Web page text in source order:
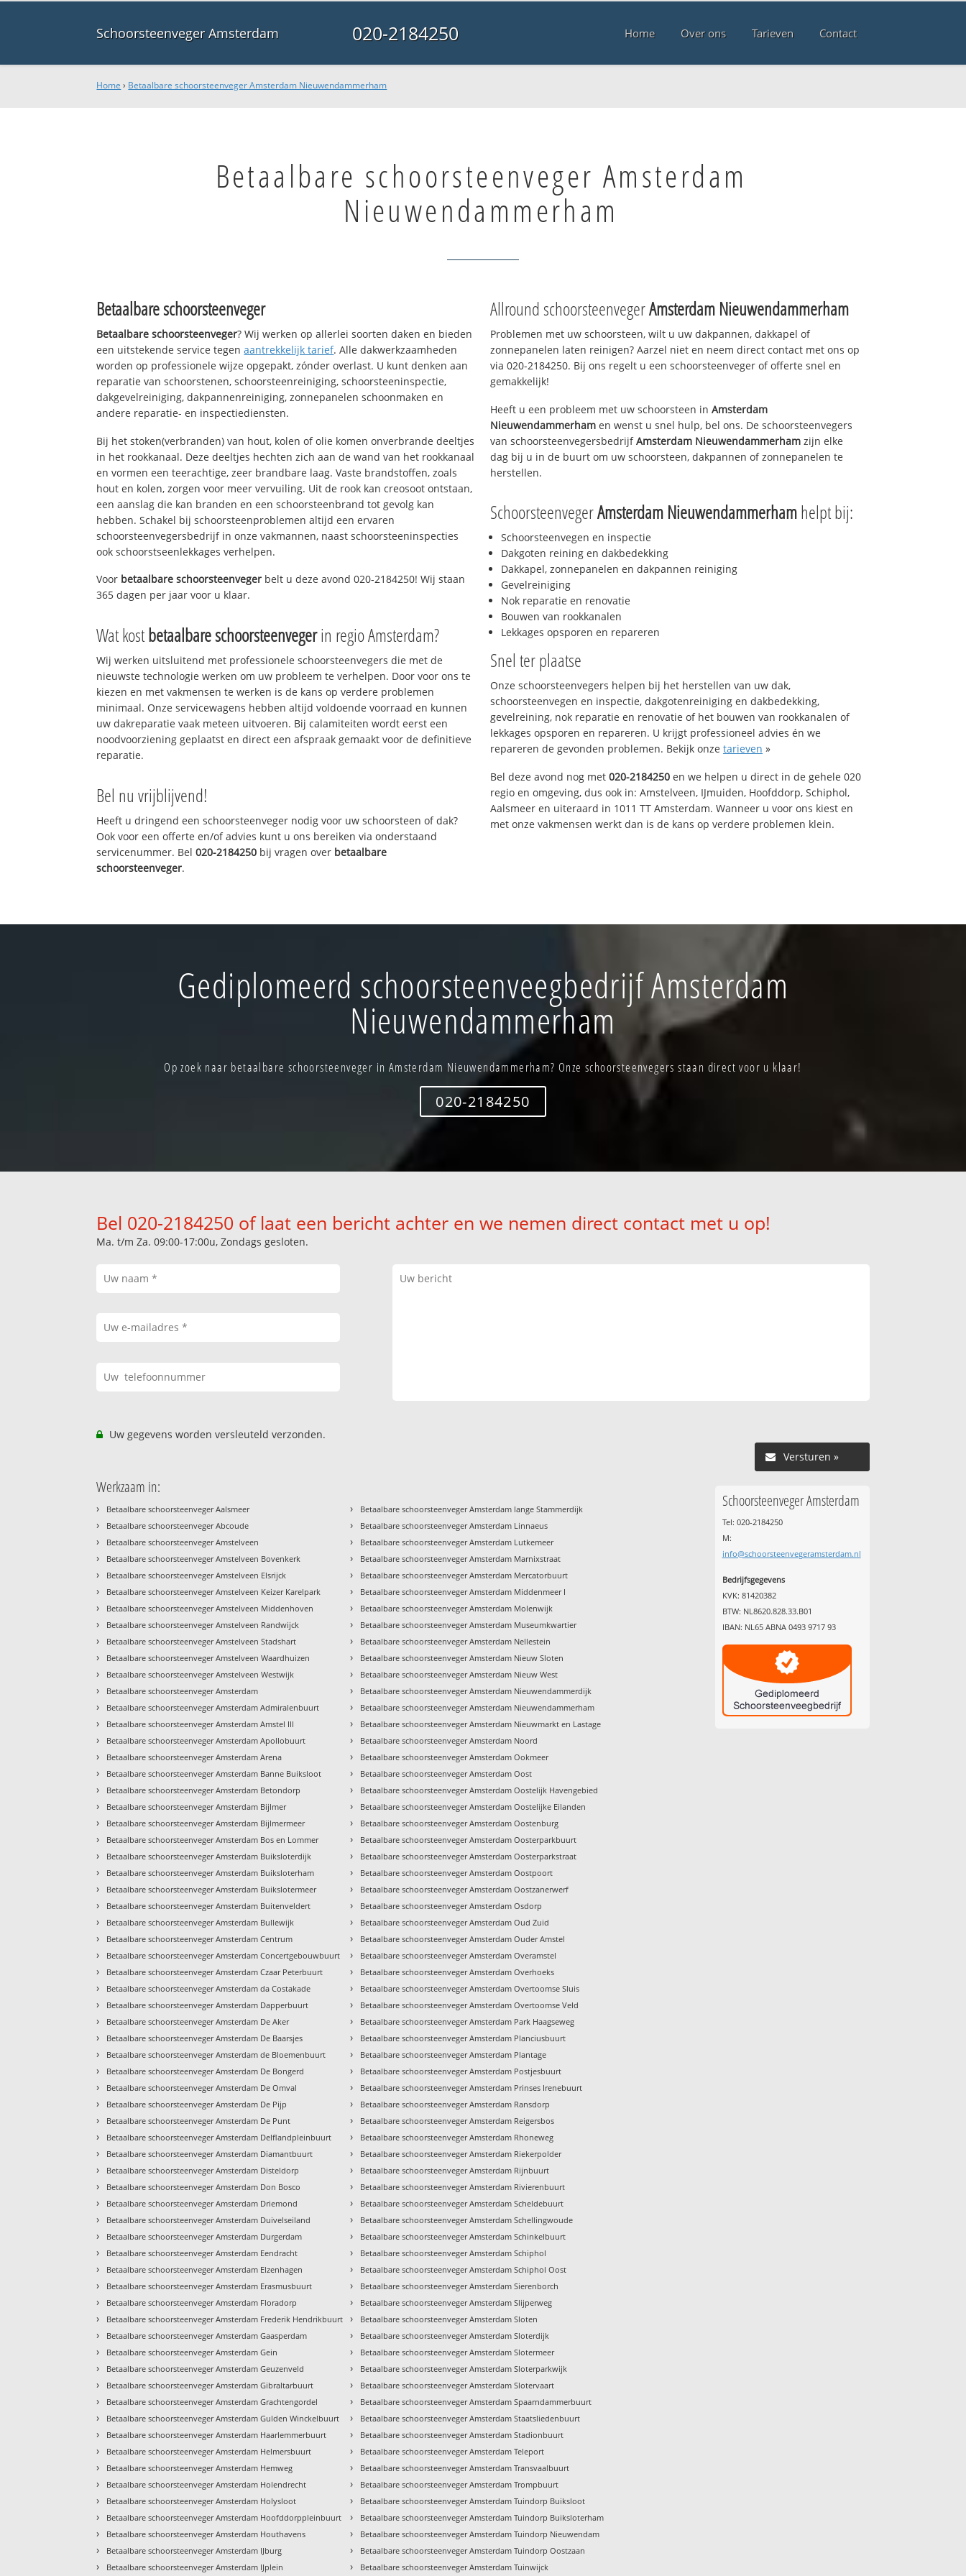
Schoorsteenveger Amsterdam 020-2184250 Home Over ons Tarieven Contact
Home › Betaalbare schoorsteenveger Amsterdam Nieuwendammerham
Betaalbare schoorsteenveger Amsterdam
Nieuwendammerham
Betaalbare schoorsteenveger
Betaalbare schoorsteenveger? Wij werken op allerlei soorten daken en bieden
een uitstekende service tegenaantrekkelijk tarief. Alle dakwerkzaamheden
worden op professionele wijze opgepakt, zónder overlast. U kunt denken aan
reparatie van schoorstenen, schoorsteenreiniging, schoorsteeninspectie,
dakgevelreiniging, dakpannenreiniging, zonnepanelen schoonmaken en
andere reparatie- en inspectiediensten.
Bij het stoken(verbranden) van hout, kolen of olie komen onverbrande deeltjes
in het rookkanaal. Deze deeltjes hechten zich aan de wand van het rookkanaal
en vormen een teerachtige, zeer brandbare laag. Vaste brandstoffen, zoals
hout en kolen, zorgen voor meer vervuiling. Uit de rook kan creosoot ontstaan,
een aanslag die kan branden en een schoorsteenbrand tot gevolg kan
hebben. Schakel bij schoorsteenproblemen altijd een ervaren
schoorsteenvegersbedrijf in onze vakmannen, naast schoorsteeninspecties
ook schoorstseenlekkages verhelpen.
Voor betaalbare schoorsteenveger belt u deze avond 020-2184250! Wij staan
365 dagen per jaar voor u klaar.
Wat kostbetaalbare schoorsteenvegerin regio Amsterdam?
Wij werken uitsluitend met professionele schoorsteenvegers die met de
nieuwste technologie werken om uw probleem te verhelpen. Door voor ons te
kiezen en met vakmensen te werken is de kans op verdere problemen
minimaal. Onze servicewagens hebben altijd voldoende voorraad en kunnen
uw dakreparatie vaak meteen uitvoeren. Bij calamiteiten wordt eerst een
noodvoorziening geplaatst en direct een afspraak gemaakt voor de definitieve
reparatie.
Bel nu vrijblijvend!
Heeft u dringend een schoorsteenveger nodig voor uw schoorsteen of dak?
Ook voor een offerte en/of advies kunt u ons bereiken via onderstaand
servicenummer. Bel020-2184250 bij vragen over betaalbare
schoorsteenveger.
Allround schoorsteenvegerAmsterdam Nieuwendammerham
Problemen met uw schoorsteen, wilt u uw dakpannen, dakkapel of
zonnepanelen laten reinigen? Aarzel niet en neem direct contact met ons op
via 020-2184250. Bij ons regelt u een schoorsteenveger of offerte snel en
gemakkelijk!
Heeft u een probleem met uw schoorsteen in Amsterdam
Nieuwendammerham en wenst u snel hulp, bel ons. De schoorsteenvegers
van schoorsteenvegersbedrijfAmsterdam Nieuwendammerham zijn elke
dag bij u in de buurt om uw schoorsteen, dakpannen of zonnepanelen te
herstellen.
SchoorsteenvegerAmsterdam Nieuwendammerhamhelpt bij:
Schoorsteenvegen en inspectie
Dakgoten reining en dakbedekking
Dakkapel, zonnepanelen en dakpannen reiniging
Gevelreiniging
Nok reparatie en renovatie
Bouwen van rookkanalen
Lekkages opsporen en repareren
Snel ter plaatse
Onze schoorsteenvegers helpen bij het herstellen van uw dak,
schoorsteenvegen en inspectie, dakgotenreiniging en dakbedekking,
gevelreining, nok reparatie en renovatie of het bouwen van rookkanalen of
lekkages opsporen en repareren. U krijgt professioneel advies én we
repareren de gevonden problemen. Bekijk onze tarieven »
Bel deze avond nog met 020-2184250 en we helpen u direct in de gehele 020
regio en omgeving, dus ook in: Amstelveen, IJmuiden, Hoofddorp, Schiphol,
Aalsmeer en uiteraard in 1011 TT Amsterdam. Wanneer u voor ons kiest en
met onze vakmensen werkt dan is de kans op verdere problemen klein.
Gediplomeerd schoorsteenveegbedrijf Amsterdam
Nieuwendammerham
Op zoek naar betaalbare schoorsteenveger in Amsterdam Nieuwendammerham? Onze schoorsteenvegers staan direct voor u klaar!
020-2184250
Bel 020-2184250 of laat een bericht achter en we nemen direct contact met u op!
Ma. t/m Za. 09:00-17:00u, Zondags gesloten.
Uw gegevens worden versleuteld verzonden.
Versturen »
Werkzaam in:
› Betaalbare schoorsteenveger Aalsmeer
› Betaalbare schoorsteenveger Abcoude
› Betaalbare schoorsteenveger Amstelveen
› Betaalbare schoorsteenveger Amstelveen Bovenkerk
› Betaalbare schoorsteenveger Amstelveen Elsrijck
› Betaalbare schoorsteenveger Amstelveen Keizer Karelpark
› Betaalbare schoorsteenveger Amstelveen Middenhoven
› Betaalbare schoorsteenveger Amstelveen Randwijck
› Betaalbare schoorsteenveger Amstelveen Stadshart
› Betaalbare schoorsteenveger Amstelveen Waardhuizen
› Betaalbare schoorsteenveger Amstelveen Westwijk
› Betaalbare schoorsteenveger Amsterdam
› Betaalbare schoorsteenveger Amsterdam Admiralenbuurt
› Betaalbare schoorsteenveger Amsterdam Amstel III
› Betaalbare schoorsteenveger Amsterdam Apollobuurt
› Betaalbare schoorsteenveger Amsterdam Arena
› Betaalbare schoorsteenveger Amsterdam Banne Buiksloot
› Betaalbare schoorsteenveger Amsterdam Betondorp
› Betaalbare schoorsteenveger Amsterdam Bijlmer
› Betaalbare schoorsteenveger Amsterdam Bijlmermeer
› Betaalbare schoorsteenveger Amsterdam Bos en Lommer
› Betaalbare schoorsteenveger Amsterdam Buiksloterdijk
› Betaalbare schoorsteenveger Amsterdam Buiksloterham
› Betaalbare schoorsteenveger Amsterdam Buikslotermeer
› Betaalbare schoorsteenveger Amsterdam Buitenveldert
› Betaalbare schoorsteenveger Amsterdam Bullewijk
› Betaalbare schoorsteenveger Amsterdam Centrum
› Betaalbare schoorsteenveger Amsterdam Concertgebouwbuurt
› Betaalbare schoorsteenveger Amsterdam Czaar Peterbuurt
› Betaalbare schoorsteenveger Amsterdam da Costakade
› Betaalbare schoorsteenveger Amsterdam Dapperbuurt
› Betaalbare schoorsteenveger Amsterdam De Aker
› Betaalbare schoorsteenveger Amsterdam De Baarsjes
› Betaalbare schoorsteenveger Amsterdam de Bloemenbuurt
› Betaalbare schoorsteenveger Amsterdam De Bongerd
› Betaalbare schoorsteenveger Amsterdam De Omval
› Betaalbare schoorsteenveger Amsterdam De Pijp
› Betaalbare schoorsteenveger Amsterdam De Punt
› Betaalbare schoorsteenveger Amsterdam Delflandpleinbuurt
› Betaalbare schoorsteenveger Amsterdam Diamantbuurt
› Betaalbare schoorsteenveger Amsterdam Disteldorp
› Betaalbare schoorsteenveger Amsterdam Don Bosco
› Betaalbare schoorsteenveger Amsterdam Driemond
› Betaalbare schoorsteenveger Amsterdam Duivelseiland
› Betaalbare schoorsteenveger Amsterdam Durgerdam
› Betaalbare schoorsteenveger Amsterdam Eendracht
› Betaalbare schoorsteenveger Amsterdam Elzenhagen
› Betaalbare schoorsteenveger Amsterdam Erasmusbuurt
› Betaalbare schoorsteenveger Amsterdam Floradorp
› Betaalbare schoorsteenveger Amsterdam Frederik Hendrikbuurt
› Betaalbare schoorsteenveger Amsterdam Gaasperdam
› Betaalbare schoorsteenveger Amsterdam Gein
› Betaalbare schoorsteenveger Amsterdam Geuzenveld
› Betaalbare schoorsteenveger Amsterdam Gibraltarbuurt
› Betaalbare schoorsteenveger Amsterdam Grachtengordel
› Betaalbare schoorsteenveger Amsterdam Gulden Winckelbuurt
› Betaalbare schoorsteenveger Amsterdam Haarlemmerbuurt
› Betaalbare schoorsteenveger Amsterdam Helmersbuurt
› Betaalbare schoorsteenveger Amsterdam Hemweg
› Betaalbare schoorsteenveger Amsterdam Holendrecht
› Betaalbare schoorsteenveger Amsterdam Holysloot
› Betaalbare schoorsteenveger Amsterdam Hoofddorppleinbuurt
› Betaalbare schoorsteenveger Amsterdam Houthavens
› Betaalbare schoorsteenveger Amsterdam IJburg
› Betaalbare schoorsteenveger Amsterdam IJplein
› Betaalbare schoorsteenveger Amsterdam lange Stammerdijk
› Betaalbare schoorsteenveger Amsterdam Linnaeus
› Betaalbare schoorsteenveger Amsterdam Lutkemeer
› Betaalbare schoorsteenveger Amsterdam Marnixstraat
› Betaalbare schoorsteenveger Amsterdam Mercatorbuurt
› Betaalbare schoorsteenveger Amsterdam Middenmeer I
› Betaalbare schoorsteenveger Amsterdam Molenwijk
› Betaalbare schoorsteenveger Amsterdam Museumkwartier
› Betaalbare schoorsteenveger Amsterdam Nellestein
› Betaalbare schoorsteenveger Amsterdam Nieuw Sloten
› Betaalbare schoorsteenveger Amsterdam Nieuw West
› Betaalbare schoorsteenveger Amsterdam Nieuwendammerdijk
› Betaalbare schoorsteenveger Amsterdam Nieuwendammerham
› Betaalbare schoorsteenveger Amsterdam Nieuwmarkt en Lastage
› Betaalbare schoorsteenveger Amsterdam Noord
› Betaalbare schoorsteenveger Amsterdam Ookmeer
› Betaalbare schoorsteenveger Amsterdam Oost
› Betaalbare schoorsteenveger Amsterdam Oostelijk Havengebied
› Betaalbare schoorsteenveger Amsterdam Oostelijke Eilanden
› Betaalbare schoorsteenveger Amsterdam Oostenburg
› Betaalbare schoorsteenveger Amsterdam Oosterparkbuurt
› Betaalbare schoorsteenveger Amsterdam Oosterparkstraat
› Betaalbare schoorsteenveger Amsterdam Oostpoort
› Betaalbare schoorsteenveger Amsterdam Oostzanerwerf
› Betaalbare schoorsteenveger Amsterdam Osdorp
› Betaalbare schoorsteenveger Amsterdam Oud Zuid
› Betaalbare schoorsteenveger Amsterdam Ouder Amstel
› Betaalbare schoorsteenveger Amsterdam Overamstel
› Betaalbare schoorsteenveger Amsterdam Overhoeks
› Betaalbare schoorsteenveger Amsterdam Overtoomse Sluis
› Betaalbare schoorsteenveger Amsterdam Overtoomse Veld
› Betaalbare schoorsteenveger Amsterdam Park Haagseweg
› Betaalbare schoorsteenveger Amsterdam Planciusbuurt
› Betaalbare schoorsteenveger Amsterdam Plantage
› Betaalbare schoorsteenveger Amsterdam Postjesbuurt
› Betaalbare schoorsteenveger Amsterdam Prinses Irenebuurt
› Betaalbare schoorsteenveger Amsterdam Ransdorp
› Betaalbare schoorsteenveger Amsterdam Reigersbos
› Betaalbare schoorsteenveger Amsterdam Rhoneweg
› Betaalbare schoorsteenveger Amsterdam Riekerpolder
› Betaalbare schoorsteenveger Amsterdam Rijnbuurt
› Betaalbare schoorsteenveger Amsterdam Rivierenbuurt
› Betaalbare schoorsteenveger Amsterdam Scheldebuurt
› Betaalbare schoorsteenveger Amsterdam Schellingwoude
› Betaalbare schoorsteenveger Amsterdam Schinkelbuurt
› Betaalbare schoorsteenveger Amsterdam Schiphol
› Betaalbare schoorsteenveger Amsterdam Schiphol Oost
› Betaalbare schoorsteenveger Amsterdam Sierenborch
› Betaalbare schoorsteenveger Amsterdam Slijperweg
› Betaalbare schoorsteenveger Amsterdam Sloten
› Betaalbare schoorsteenveger Amsterdam Sloterdijk
› Betaalbare schoorsteenveger Amsterdam Slotermeer
› Betaalbare schoorsteenveger Amsterdam Sloterparkwijk
› Betaalbare schoorsteenveger Amsterdam Slotervaart
› Betaalbare schoorsteenveger Amsterdam Spaarndammerbuurt
› Betaalbare schoorsteenveger Amsterdam Staatsliedenbuurt
› Betaalbare schoorsteenveger Amsterdam Stadionbuurt
› Betaalbare schoorsteenveger Amsterdam Teleport
› Betaalbare schoorsteenveger Amsterdam Transvaalbuurt
› Betaalbare schoorsteenveger Amsterdam Trompbuurt
› Betaalbare schoorsteenveger Amsterdam Tuindorp Buiksloot
› Betaalbare schoorsteenveger Amsterdam Tuindorp Buiksloterham
› Betaalbare schoorsteenveger Amsterdam Tuindorp Nieuwendam
› Betaalbare schoorsteenveger Amsterdam Tuindorp Oostzaan
› Betaalbare schoorsteenveger Amsterdam Tuinwijck
Schoorsteenveger Amsterdam
Tel: 020-2184250
M:
info@schoorsteenvegeramsterdam.nl
Bedrijfsgegevens
KVK: 81420382
BTW: NL8620.828.33.B01
IBAN: NL65 ABNA 0493 9717 93